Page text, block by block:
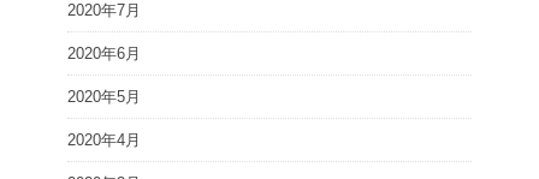
2020年7月
2020年6月
2020年5月
2020年4月